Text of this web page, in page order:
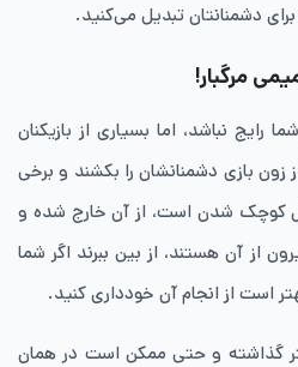
دشمنانتان تبدیل می‌کنید.
مرگبار!
نباشد، اما بسیاری از بازیکنان
زون بازی دشمنانشان را بکشند و برخی
کوچک شدن است، از آن خارج شده و
از آن هستند، از بین ببرند اگر شما
است از انجام آن خودداری کنید.
گذاشته و حتی ممکن است در همان